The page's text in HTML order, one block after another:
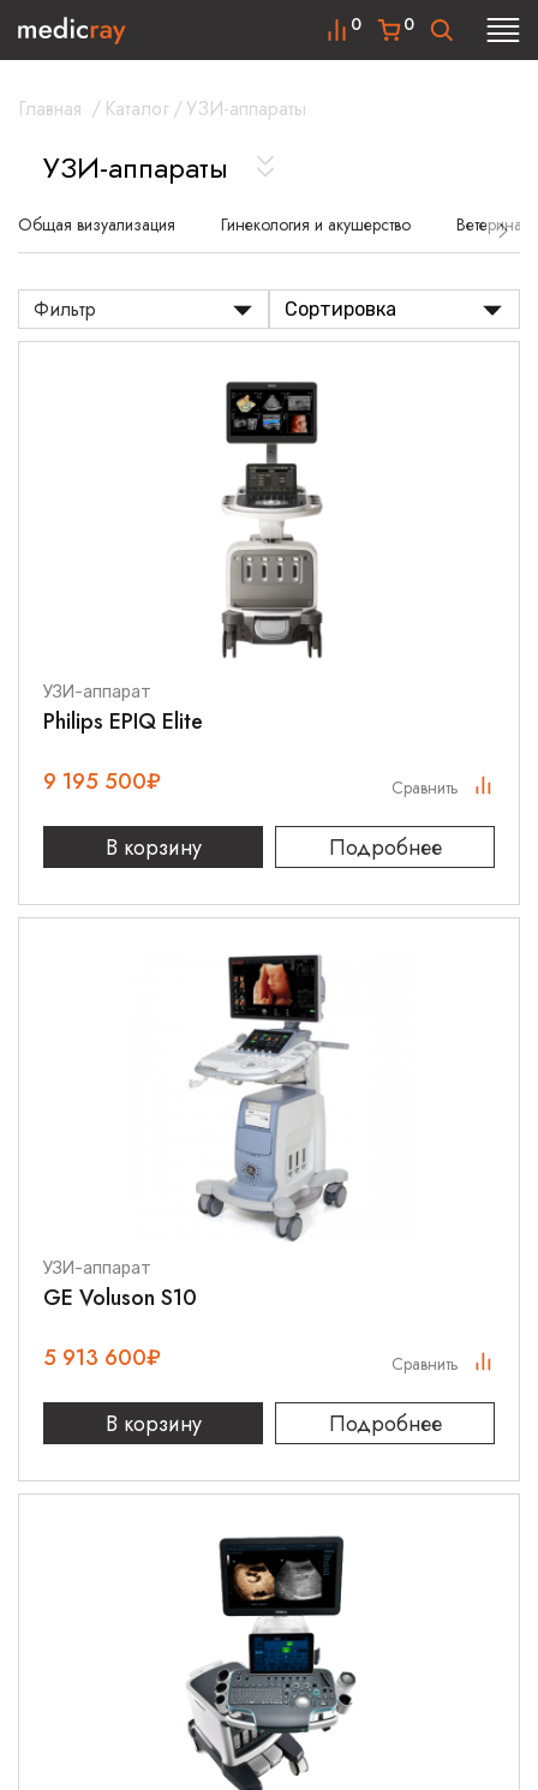
0
0
Главная / Каталог/УЗИ-аппараты
УЗИ-аппараты
Общая визуализация Гинекология и акушерство
Фильтр Сортировка
УЗИ-аппарат
Philips EPIQ Elite
9 195 500₽
В корзину Подробнее
Сравнить
УЗИ-аппарат
GE Voluson S10
5 913 600₽
В корзину Подробнее
Сравнить